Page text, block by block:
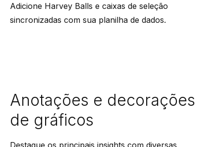
Adicione Harvey Balls e caixas de seleção
sincronizadas com sua planilha de dados.
Anotações e decorações
de gráficos
Destaque os principais insights com diversas